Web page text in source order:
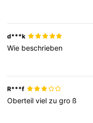
d***k
Wie beschrieben
R***f
Oberteilviel zugro ß